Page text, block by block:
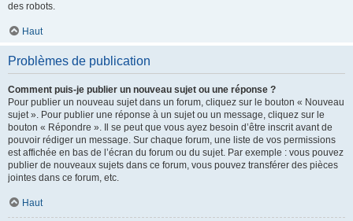
des robots.
Haut
Problèmes de publication
Comment puis-je publier un nouveau sujet ou une réponse ?
Pour publier un nouveau sujet dans un forum, cliquez sur le bouton « Nouveau
sujet ». Pour publier une réponse à un sujet ou un message, cliquez sur le
bouton « Répondre ». Il se peut que vous ayez besoin d’être inscrit avant de
pouvoir rédiger un message. Sur chaque forum, une liste de vos permissions
est affichée en bas de l’écran du forum ou du sujet. Par exemple : vous pouvez
publier de nouveaux sujets dans ce forum, vous pouvez transférer des pièces
jointes dans ce forum, etc.
Haut